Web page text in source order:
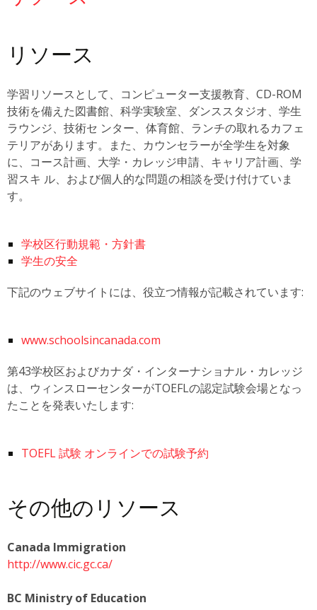
リソース
学習リソースとして、コンピューター支援教育、CD-ROM
技術を備えた図書館、科学実験室、ダンススタジオ、学生
ラウンジ、技術セ ンター、体育館、ランチの取れるカフェ
テリアがあります。また、カウンセラーが全学生を対象
に、コース計画、大学・カレッジ申請、キャリア計画、学
習スキ ル、および個人的な問題の相談を受け付けていま
す。
学校区行動規範・方針書
学生の安全
下記のウェブサイトには、役立つ情報が記載されています:
www.schoolsincanada.com
第43学校区およびカナダ・インターナショナル・カレッジ
は、ウィンスローセンターがTOEFLの認定試験会場となっ
たことを発表いたします:
TOEFL 試験 オンラインでの試験予約
その他のリソース
Canada Immigration
http://www.cic.gc.ca/
BC Ministry of Education